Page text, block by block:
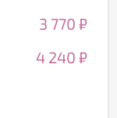
3 770 ₽
4 240 ₽